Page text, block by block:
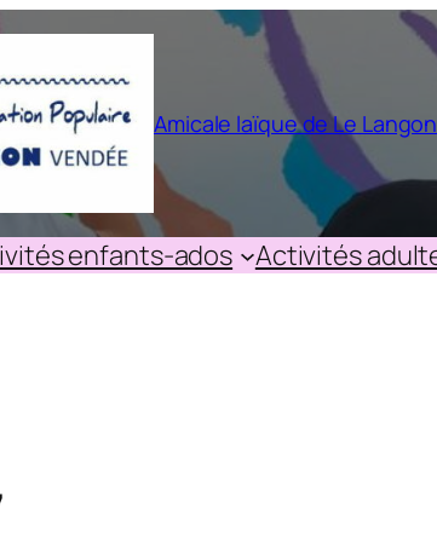
Amicale laïque de Le Langon
enfants-ados Activités